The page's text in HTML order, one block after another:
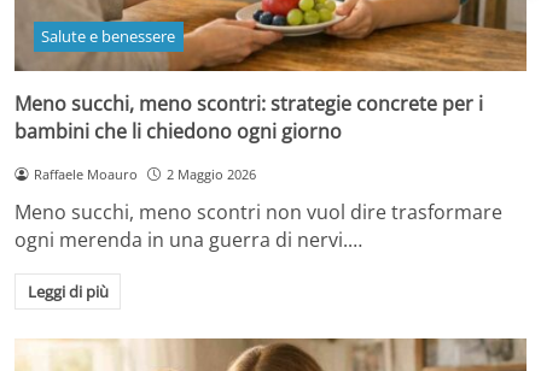
Salute e benessere
Meno succhi, meno scontri: strategie concrete per i
bambini che li chiedono ogni giorno
Raffaele Moauro 2 Maggio 2026
Meno succhi, meno scontri non vuol dire trasformare
ogni merenda in una guerra di nervi.…
Leggi di più